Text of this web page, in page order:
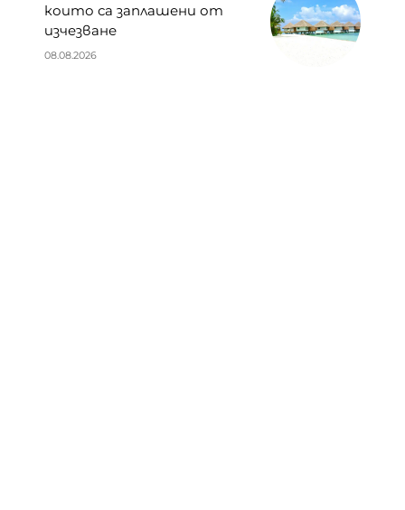
които са заплашени от
изчезване
08.08.2026